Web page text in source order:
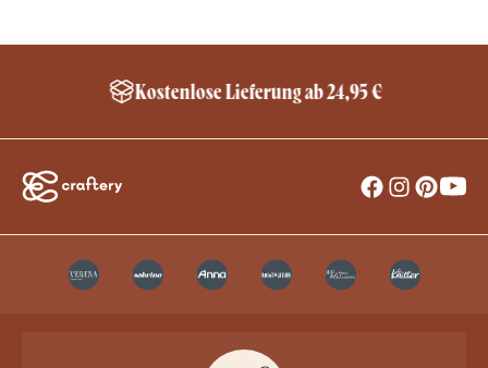
Kostenlose Lieferung ab 24,95 €